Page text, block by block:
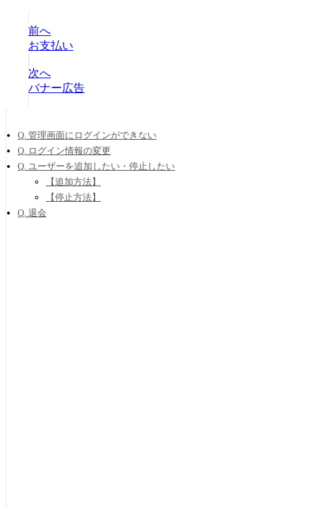
前へ
お支払い
次へ
バナー広告
Q. 管理画面にログインができない
Q. ログイン情報の変更
Q. ユーザーを追加したい・停止したい
【追加方法】
【停止方法】
Q. 退会